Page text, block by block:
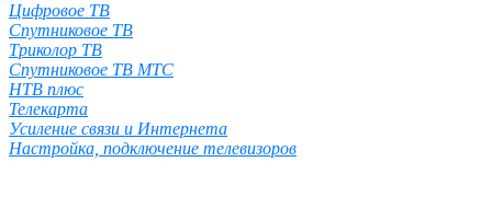
Цифровое ТВ
Спутниковое ТВ
Триколор ТВ
Спутниковое ТВ МТС
НТВ плюс
Телекарта
Усиление связи и Интернета
Настройка, подключение телевизоров